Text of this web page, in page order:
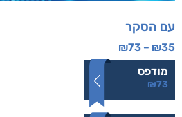
עם הסקר
₪35
–
₪73
מודפס
₪73